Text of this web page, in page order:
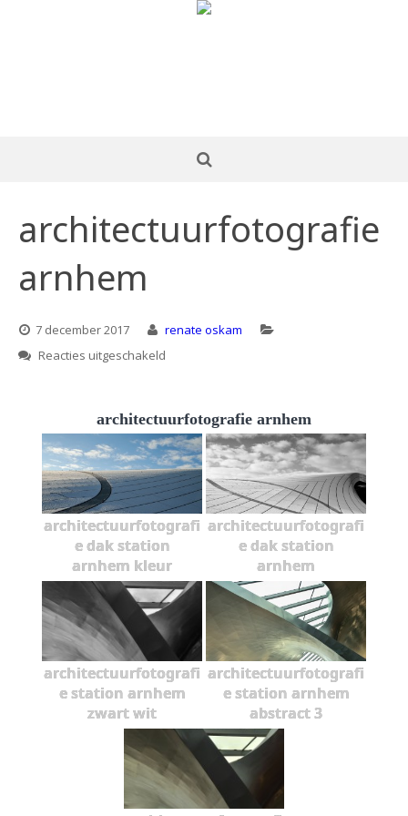
architectuurfotografie
arnhem
7 december 2017
renate oskam
Reacties uitgeschakeld
architectuurfotografie arnhem
architectuurfotografi
e dak station
arnhem kleur
architectuurfotografi
e dak station
arnhem
architectuurfotografi
e station arnhem
zwart wit
architectuurfotografi
e station arnhem
abstract 3